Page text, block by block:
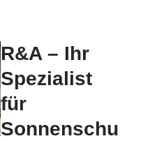
R&A – Ihr
Spezialist
für
Sonnenschu